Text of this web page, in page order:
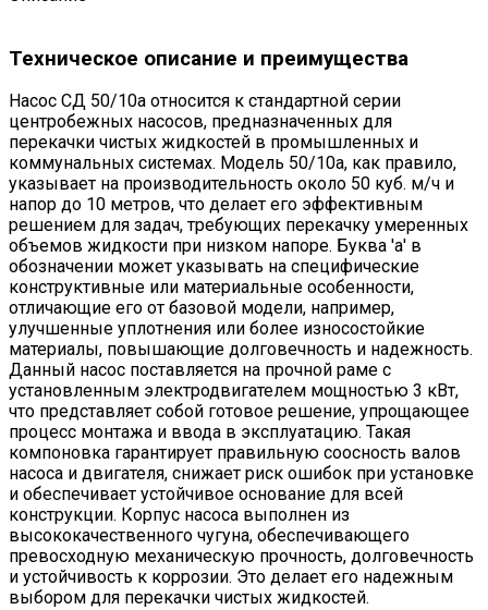
Техническое описание и преимущества
Насос СД 50/10а относится к стандартной серии
центробежных насосов, предназначенных для
перекачки чистых жидкостей в промышленных и
коммунальных системах. Модель 50/10а, как правило,
указывает на производительность около 50 куб. м/ч и
напор до 10 метров, что делает его эффективным
решением для задач, требующих перекачку умеренных
объемов жидкости при низком напоре. Буква 'а' в
обозначении может указывать на специфические
конструктивные или материальные особенности,
отличающие его от базовой модели, например,
улучшенные уплотнения или более износостойкие
материалы, повышающие долговечность и надежность.
Данный насос поставляется на прочной раме с
установленным электродвигателем мощностью 3 кВт,
что представляет собой готовое решение, упрощающее
процесс монтажа и ввода в эксплуатацию. Такая
компоновка гарантирует правильную соосность валов
насоса и двигателя, снижает риск ошибок при установке
и обеспечивает устойчивое основание для всей
конструкции. Корпус насоса выполнен из
высококачественного чугуна, обеспечивающего
превосходную механическую прочность, долговечность
и устойчивость к коррозии. Это делает его надежным
выбором для перекачки чистых жидкостей.